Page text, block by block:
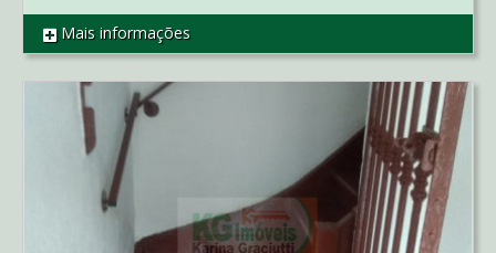
REF SO01469
Mais informações